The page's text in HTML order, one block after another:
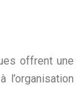
offrent une